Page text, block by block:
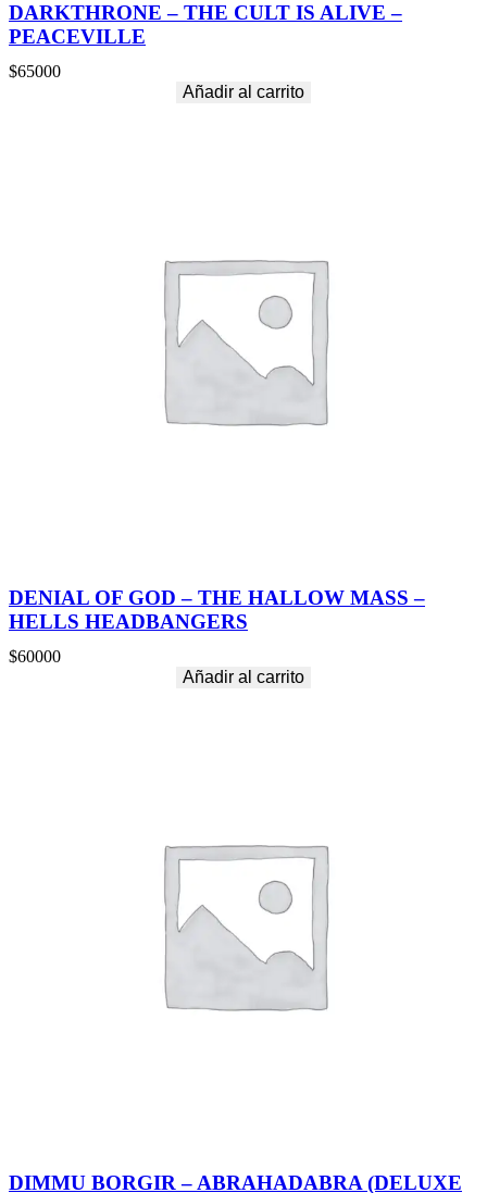
DARKTHRONE – THE CULT IS ALIVE –
PEACEVILLE
$65000
Añadir al carrito
DENIAL OF GOD – THE HALLOW MASS –
HELLS HEADBANGERS
$60000
Añadir al carrito
DIMMU BORGIR – ABRAHADABRA (DELUXE